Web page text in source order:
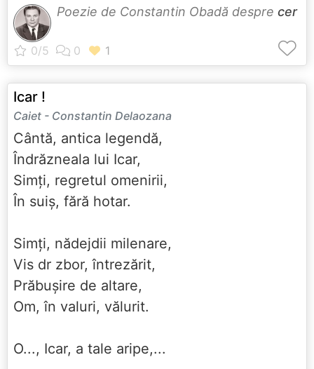
Poezie de Constantin Obadă despre cer
Icar !
Caiet - Constantin Delaozana
Cântă, antica legendă,
Îndrăzneala lui Icar,
Simți, regretul omenirii,
În suiș, fără hotar.
Simți, nădejdii milenare,
Vis dr zbor, întrezărit,
Prăbușire de altare,
Om, în valuri, vălurit.
O..., Icar, a tale aripe,...